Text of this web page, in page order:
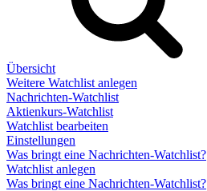
Übersicht
Weitere Watchlist anlegen
Nachrichten-Watchlist
Aktienkurs-Watchlist
Watchlist bearbeiten
Einstellungen
Was bringt eine Nachrichten-Watchlist?
Watchlist anlegen
Was bringt eine Nachrichten-Watchlist?